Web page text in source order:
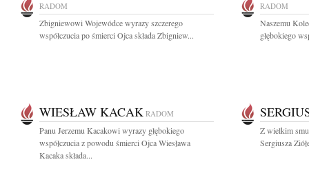
RADOM
Zbigniewowi Wojewódce wyrazy szczerego
współczucia po śmierci Ojca składa Zbigniew...
RADOM
Naszemu
głębokiego
WIESŁAW KACAK RADOM
Panu Jerzemu Kacakowi wyrazy głębokiego
współczucia z powodu śmierci Ojca Wiesława
Kacaka składa...
Z wielkim
Sergiusza